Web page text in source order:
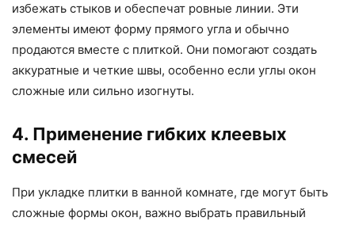
избежать стыков и обеспечат ровные линии. Эти
элементы имеют форму прямого угла и обычно
продаются вместе с плиткой. Они помогают создать
аккуратные и четкие швы, особенно если углы окон
сложные или сильно изогнуты.
4. Применение гибких клеевых
смесей
При укладке плитки в ванной комнате, где могут быть
сложные формы окон, важно выбрать правильный